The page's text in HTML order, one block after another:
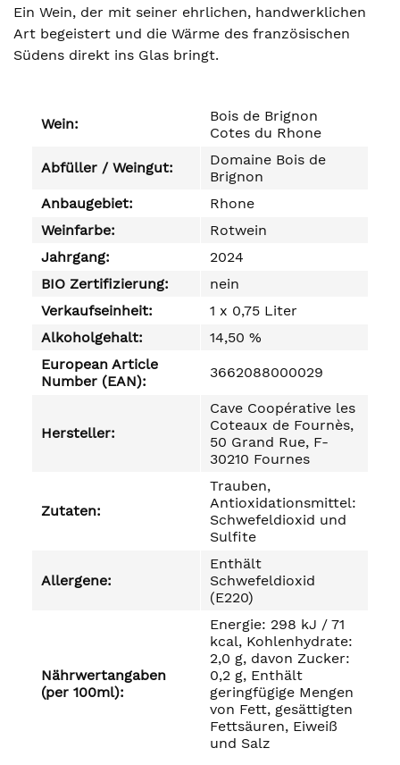
Ein Wein, der mit seiner ehrlichen, handwerklichen
Art begeistert und die Wärme des französischen
Südens direkt ins Glas bringt.
Wein:
Bois de Brignon
Cotes du Rhone
Abfüller / Weingut:
Domaine Bois de
Brignon
Anbaugebiet:
Rhone
Weinfarbe:
Rotwein
Jahrgang:
2024
BIO Zertifizierung:
nein
Verkaufseinheit:
1 x 0,75 Liter
Alkoholgehalt:
14,50 %
European Article
Number (EAN):
3662088000029
Hersteller:
Cave Coopérative les
Coteaux de Fournès,
50 Grand Rue, F-
30210 Fournes
Zutaten:
Trauben,
Antioxidationsmittel:
Schwefeldioxid und
Sulfite
Allergene:
Enthält
Schwefeldioxid
(E220)
Nährwertangaben
(per 100ml):
Energie: 298 kJ / 71
kcal, Kohlenhydrate:
2,0 g, davon Zucker:
0,2 g, Enthält
geringfügige Mengen
von Fett, gesättigten
Fettsäuren, Eiweiß
und Salz